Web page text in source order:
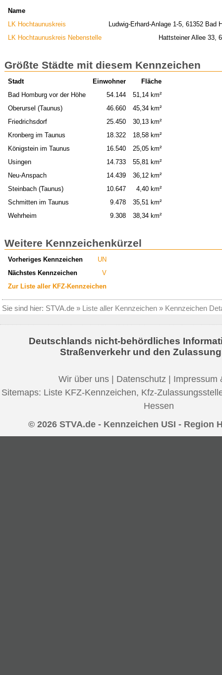
Name
LK Hochtaunuskreis
Ludwig-Erhard-Anlage 1-5, 61352 Bad
LK Hochtaunuskreis Nebenstelle
Hattsteiner Allee 33,
Größte Städte mit diesem Kennzeichen
Stadt Einwohner
Fläche
Bad Homburg vor der Höhe
54.144
51,14 km²
Oberursel (Taunus)
46.660
45,34 km²
Friedrichsdorf
25.450
30,13 km²
Kronberg im Taunus
18.322
18,58 km²
Königstein im Taunus
16.540
25,05 km²
Usingen
14.733
55,81 km²
Neu-Anspach
14.439
36,12 km²
Steinbach (Taunus)
10.647
4,40 km²
Schmitten im Taunus
9.478
35,51 km²
Wehrheim
9.308 38,34 km²
Weitere Kennzeichenkürzel
Vorheriges Kennzeichen
UN
Nächstes Kennzeichen
V
Zur Liste aller KFZ-Kennzeichen
Sie sind hier: STVA.de » Liste aller Kennzeichen » Kennzeichen
Deutschlands nicht-behördliches
Straßenverkehr und den
Wir über uns | Datenschutz | Impressum
Sitemaps: Liste KFZ-Kennzeichen, Kfz-
Hessen
© 2026 STVA.de - Kennzeichen USI - Region